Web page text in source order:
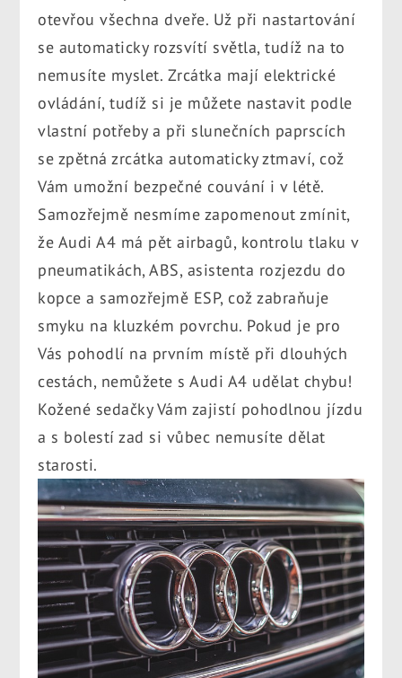
otevřou všechna dveře. Už při nastartování
se automaticky rozsvítí světla, tudíž na to
nemusíte myslet. Zrcátka mají elektrické
ovládání, tudíž si je můžete nastavit podle
vlastní potřeby a při slunečních paprscích
se zpětná zrcátka automaticky ztmaví, což
Vám umožní bezpečné couvání i v létě.
Samozřejmě nesmíme zapomenout zmínit,
že Audi A4 má pět airbagů, kontrolu tlaku v
pneumatikách, ABS, asistenta rozjezdu do
kopce a samozřejmě ESP, což zabraňuje
smyku na kluzkém povrchu. Pokud je pro
Vás pohodlí na prvním místě při dlouhých
cestách, nemůžete s Audi A4 udělat chybu!
Kožené sedačky Vám zajistí pohodlnou jízdu
a s bolestí zad si vůbec nemusíte dělat
starosti.